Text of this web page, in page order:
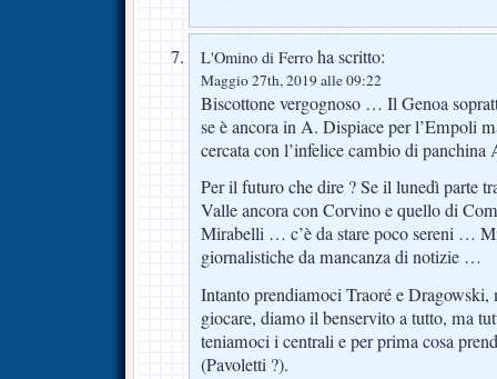
L'Omino di Ferro ha scritto:
Maggio 27th, 2019 alle 09:22
Biscottone vergognoso … Il Genoa
se è ancora in A. Dispiace per l’Empoli
cercata con l’infelice cambio di
Per il futuro che dire ? Se il lunedì parte
Valle ancora con Corvino e quello di
Mirabelli … c’è da stare poco sereni …
giornalistiche da mancanza di notizie …
Intanto prendiamoci Traoré e
giocare, diamo il benservito a tutto, ma
teniamoci i centrali e per prima cosa
(Pavoletti ?).